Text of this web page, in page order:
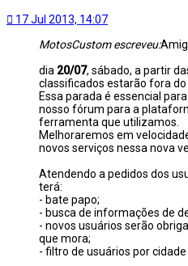
17 Jul 2013, 14:07
MotosCustom escreveu:
dia 20/07, sábado, a partir
classificados estarão fora
Essa parada é essencial
nosso fórum para a
ferramenta que utilizamos.
Melhoraremos em
novos serviços nessa nova
Atendendo a pedidos dos
terá:
- bate papo;
- busca de informações de
- novos usuários serão
que mora;
- filtro de usuários por